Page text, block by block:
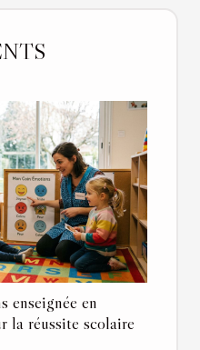
enseignée en
la réussite scolaire